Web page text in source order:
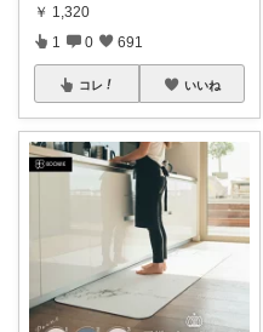
￥ 1,320
1 0 691
コレ いいね